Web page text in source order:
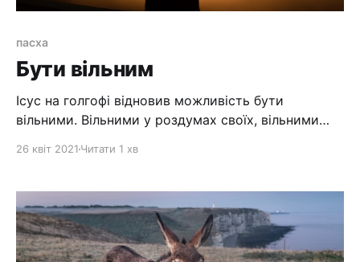
пасха
Бути вільним
Ісус на голгофі відновив можливість бути
вільними. Вільними у роздумах своїх, вільними
26 квіт 2021 Читати 1 хв